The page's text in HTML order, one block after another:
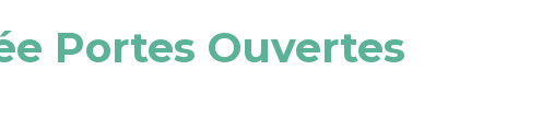
Portes Ouvertes